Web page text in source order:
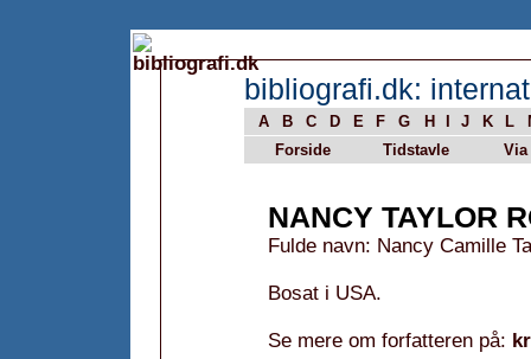
bibliografi.dk:
A B C D E F G H J K L
Forside
Tidstavle Via
NANCY TAYLOR
Fulde navn: Nancy Camille
Bosat i USA.
Se mere om forfatteren på: